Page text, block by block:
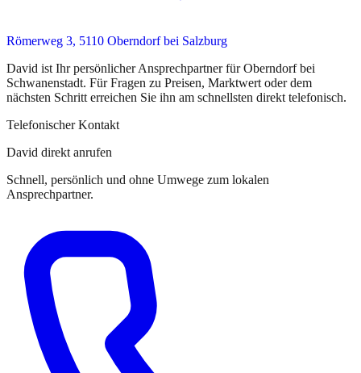
Römerweg 3, 5110 Oberndorf bei Salzburg
David ist Ihr persönlicher Ansprechpartnerfür Oberndorf bei
Schwanenstadt. Für Fragen zu Preisen, Marktwert oder dem
nächsten Schritt erreichen Sie ihn am schnellsten direkt telefonisch.
Telefonischer Kontakt
David direkt anrufen
Schnell, persönlich und ohne Umwege zum lokalen
Ansprechpartner.